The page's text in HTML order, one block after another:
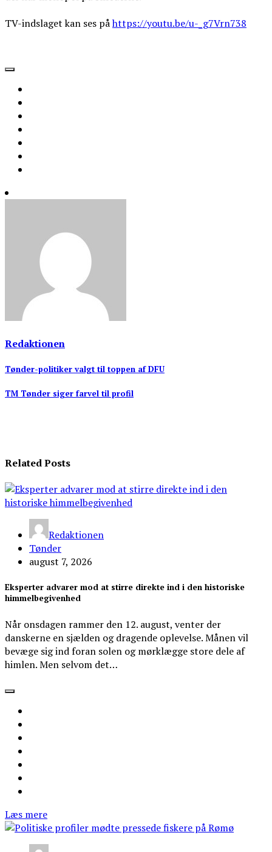
TV-indslaget kan ses påhttps://youtu.be/u-_g7Vrn738
Redaktionen
Indlægsnavigation
Tønder-politiker valgt til toppen af DFU
TM Tønder siger farvel til profil
Related Posts
Redaktionen
Tønder
august 7, 2026
Eksperter advarer mod at stirre direkte ind i den historiske
himmelbegivenhed
Når onsdagen rammer den 12. august, venter der
danskerne en sjælden og dragende oplevelse. Månen vil
bevæge sig ind foran solen og mørklægge store dele af
himlen. Men selvom det…
Læs mere